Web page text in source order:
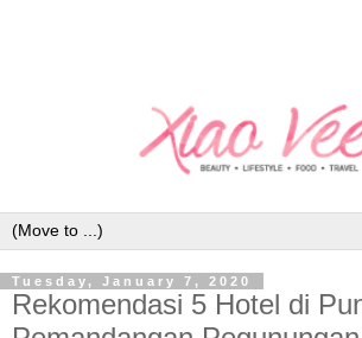
Tuesday, January 7, 2020
Rekomendasi 5 Hotel di